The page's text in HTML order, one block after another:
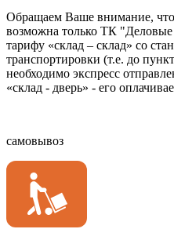
Обращаем Ваше внимание, что
возможна только ТК
тарифу «склад – склад» со
транспортировки (т.е. до
необходимо экспресс
«склад - дверь» - его
самовывоз